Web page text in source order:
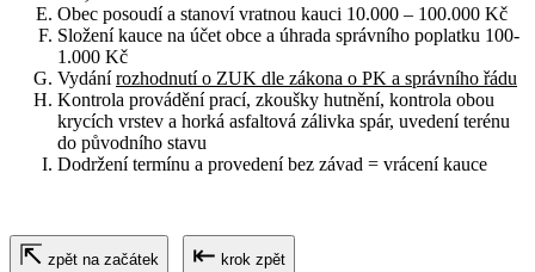
Obec posoudí a stanoví vratnou kauci 10.000 – 100.000 Kč
Složení kauce na účet obce a úhrada správního poplatku 100-
1.000 Kč
Vydánírozhodnutí o ZUK dle zákona o PK a správního řádu
Kontrola provádění prací, zkoušky hutnění, kontrola obou
krycích vrstev a horká asfaltová zálivka spár, uvedení terénu
do původního stavu
Dodržení termínu a provedení bez závad = vrácení kauce
⇱ zpět na začátek ⇤ krok zpět